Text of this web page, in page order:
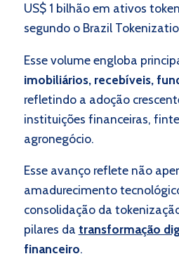
US$ 1 bilhão em ativos
segundo o Brazil
Esse volume engloba
imobiliários, recebíveis,
refletindo a adoção
instituições financeiras,
agronegócio.
Esse avanço reflete não
amadurecimento
consolidação da
pilares da transformação
financeiro.